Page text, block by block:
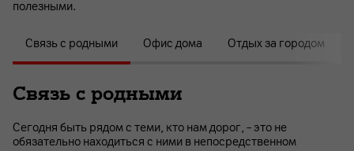
полезными.
Cвязь с родными Офис дома Отдых за городом
Связь с родными
Сегодня быть рядом с теми, кто нам дорог, – это не
обязательно находиться с ними в непосредственном